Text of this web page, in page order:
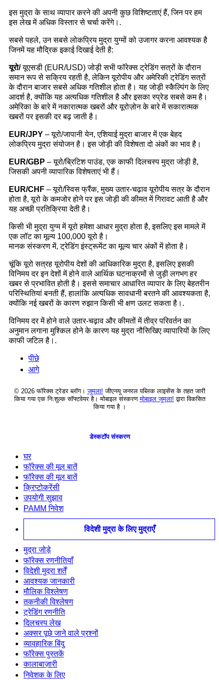
इस मुद्रा के साथ व्यापार करने की अपनी कुछ विशिष्टताएं हैं, जिन पर हम
इस लेख में अधिक विस्तार से चर्चा करेंगे।.
सबसे पहले, उन सबसे लोकप्रिय मुद्रा युग्मों को उजागर करना आवश्यक है
जिनमें यह मौद्रिक इकाई दिखाई देती है:
यूरो/यूएसडी (EUR/USD) जोड़ी सभी फॉरेक्स ट्रेडिंग सत्रों के दौरान
समान रूप से सक्रिय रहती है, लेकिन यूरोपीय और अमेरिकी ट्रेडिंग सत्रों
के दौरान बाजार सबसे अधिक गतिशील होता है। यह जोड़ी स्कैल्पिंग के लिए
आदर्श है, क्योंकि यह अत्यधिक गतिशील है और इसका स्प्रेड सबसे कम है।
अमेरिका के बारे में नकारात्मक खबरों और यूरोज़ोन के बारे में सकारात्मक
खबरों पर इसकी दर बढ़ जाती है।
EUR/JPY – यूरो/जापानी येन, एशियाई मुद्रा बाजार में एक बेहद
लोकप्रिय मुद्रा संयोजन है। इस जोड़ी की विशेषता दो अंकों का भाव है।
EUR/GBP – यूरो/ब्रिटिश पाउंड, एक काफी दिलचस्प मुद्रा जोड़ी है,
जिसकी अपनी व्यापारिक विशेषताएं भी हैं।
EUR/CHF – यूरो/स्विस फ्रैंक, मुख्य उतार-चढ़ाव यूरोपीय सत्र के दौरान
होता है, यूरो के कमजोर होने पर इस जोड़ी की कीमत में गिरावट आती है और
यह अच्छी प्रतिक्रिया देती है।
किसी भी मुद्रा युग्म में यूरो हमेशा आधार मुद्रा होता है, इसलिए इस मामले में
एक लॉट का मूल्य 100,000 यूरो है।
मानक संस्करण में, ट्रेडिंग इंस्ट्रूमेंट का मूल्य चार अंकों में होता है।
चूंकि यूरो सत्रह यूरोपीय देशों की आधिकारिक मुद्रा है, इसलिए इसकी
विनिमय दर इन देशों में होने वाले आर्थिक घटनाक्रमों से जुड़ी लगभग हर
खबर से प्रभावित होती है। इससे समाचार आधारित व्यापार के लिए बेहतरीन
परिस्थितियां बनती हैं, हालांकि अत्यधिक सावधानी बरतने की आवश्यकता है,
क्योंकि नई खबरों के कारण रुझान किसी भी क्षण उलट सकता है।.
विनिमय दर में होने वाले उतार-चढ़ाव और कीमतों में तीव्र परिवर्तन का
अनुमान लगाना मुश्किल होने के कारण यह मुद्रा नौसिखिए व्यापारियों के लिए
काफी जटिल है।.
पीछे
आगे
© 2026 फॉरेक्स ट्रेडर ब्लॉग।जूमला! जीएनयू जनरल पब्लिक लाइसेंस के तहत जारी
किया गया एक निःशुल्क सॉफ्टवेयर है। मोबाइल संस्करणमोबाइल जूमला! द्वारा विकसित
किया गया है ।
डेस्कटॉप संस्करण
घर
फॉरेक्स की मूल बातें
फॉरेक्स की मूल बातें
क्रिप्टोकरेंसी
उपयोगी सुझाव
PAMM निवेश
विदेशी मुद्रा के लिए मुद्राएँ
मुद्रा जोड़े
फॉरेक्स रणनीतियाँ
विदेशी मुद्रा शर्तें
आवश्यक जानकारी
मौलिक विश्लेषण
तकनीकी विश्लेषण
ट्रेडिंग रणनीति
दिलचस्प लेख
अक्सर पूछे जाने वाले प्रश्नों
व्यावहारिक बिंदु
फॉरेक्स पुस्तकें
कालाबाज़ारी
निवेशक के लिए